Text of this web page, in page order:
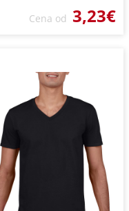
Cena od 3,23€